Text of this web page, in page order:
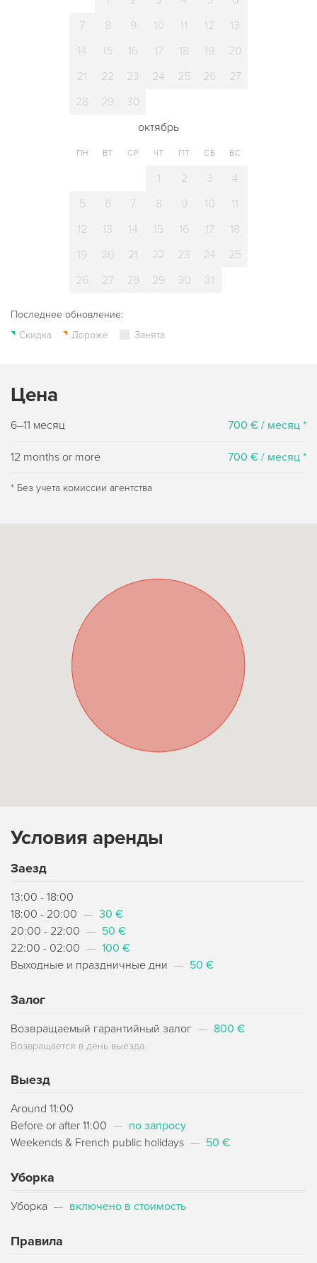
7
8 9 10 11 12
13
14
15 16 17 18 19
20
21
22 23 24 25 26
27
28
29
30
октябрь
ПН ВТ СР ЧТ ПТ СБ ВС
1 2 3
4
5
6 7 8 9 10
11
12
13 14 15 16 17
18
19
20 21 22 23 24
25
26
27 28 29 30 31
Последнее обновление:
Скидка
Дороже Занята
Цена
6–11 месяц 700 € / месяц *
12 months or more 700 € / месяц *
* Без учета комиссии агентства
Условия аренды
Заезд
13:00 - 18:00
18:00 - 20:00 — 30 €
20:00 - 22:00 — 50 €
22:00 - 02:00 — 100 €
Выходные и праздничные дни — 50 €
Залог
Возвращаемый гарантийный залог — 800 €
Возвращается в день выезда.
Выезд
Around 11:00
Before or after 11:00 — по запросу
Weekends & French public holidays — 50 €
Уборка
Уборка — включено в стоимость
Правила